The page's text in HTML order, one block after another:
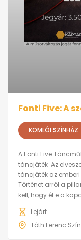
Fonti Five: A
KOMLÓI SZÍNHÁZ
A Fonti Five
táncjáték Az
táncjáték az emberi
Történet arról a
kell, hogy él e a
Lejárt
Tóth Ferenc